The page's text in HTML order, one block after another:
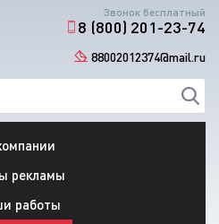
Звонок бесплатный
8 (800) 201-23-74
88002012374@mail.ru
рекламы
работы